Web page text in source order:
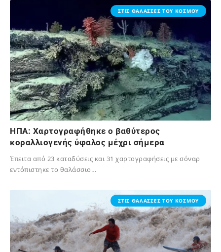
ΣΤΙΣ ΘΑΛΑΣΣΕΣ ΤΟΥ ΚΟΣΜΟΥ
ΗΠΑ: Χαρτογραφήθηκε ο βαθύτερος
κοραλλιογενής ύφαλος μέχρι σήμερα
Έπειτα από 23 καταδύσεις και 31 χαρτογραφήσεις με σόναρ
εντόπιστηκε το θαλάσσιο…
ΣΤΙΣ ΘΑΛΑΣΣΕΣ ΤΟΥ ΚΟΣΜΟΥ